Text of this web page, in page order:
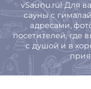
vSaunu.ru! Для
сауны с
адресами,
посетителей, где
с душой и в